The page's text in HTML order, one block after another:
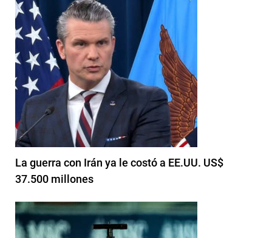
La guerra con Irán ya le costó a EE.UU. US$
37.500 millones